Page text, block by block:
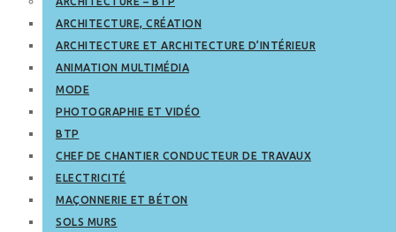
ARCHITECTURE, CRÉATION
ARCHITECTURE ET ARCHITECTURE D’INTÉRIEUR
ANIMATION MULTIMÉDIA
MODE
PHOTOGRAPHIE ET VIDÉO
BTP
CHEF DE CHANTIER CONDUCTEUR DE TRAVAUX
ELECTRICITÉ
MAÇONNERIE ET BÉTON
SOLS MURS